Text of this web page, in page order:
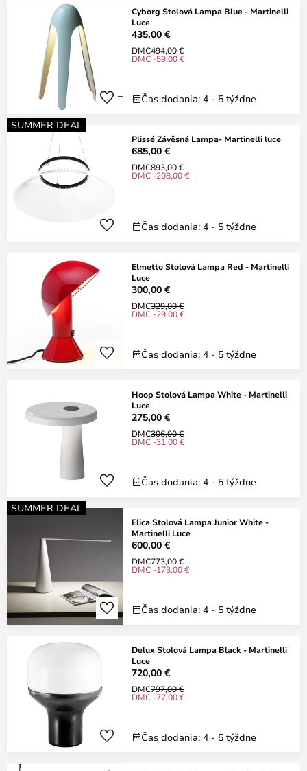
Cyborg Stolová Lampa Blue - Martinelli
Luce
435,00 €
DMC494,00 €
DMC -59,00 €
Čas dodania: 4 - 5 týždne
SUMMER DEAL
Plissé Závěsná Lampa- Martinelli luce
685,00 €
DMC893,00 €
DMC -208,00 €
Čas dodania: 4 - 5 týždne
Elmetto Stolová Lampa Red - Martinelli
Luce
300,00 €
DMC329,00 €
DMC -29,00 €
Čas dodania: 4 - 5 týždne
Hoop Stolová Lampa White - Martinelli
Luce
275,00 €
DMC306,00 €
DMC -31,00 €
Čas dodania: 4 - 5 týždne
SUMMER DEAL
Elica Stolová Lampa Junior White -
Martinelli Luce
600,00 €
DMC773,00 €
DMC -173,00 €
Čas dodania: 4 - 5 týždne
Delux Stolová Lampa Black - Martinelli
Luce
720,00 €
DMC797,00 €
DMC -77,00 €
Čas dodania: 4 - 5 týždne